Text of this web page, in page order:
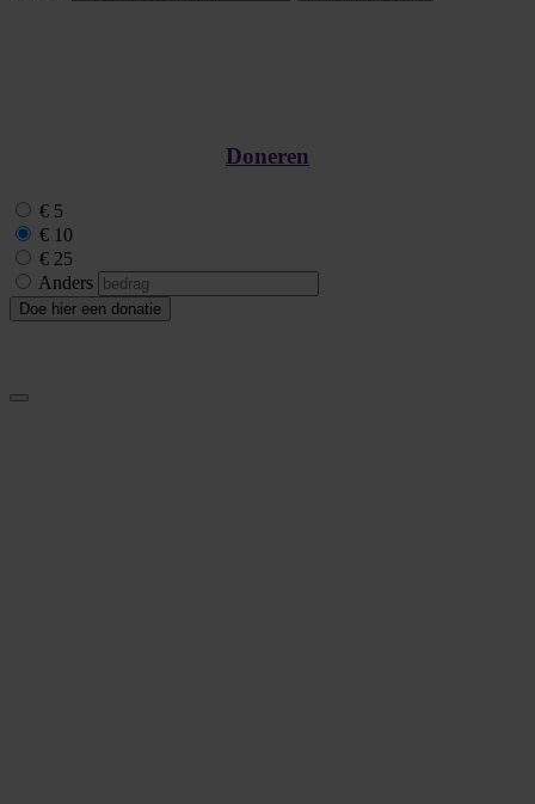
Doneren
€ 5
€ 10
€ 25
Anders
Doe hier een donatie